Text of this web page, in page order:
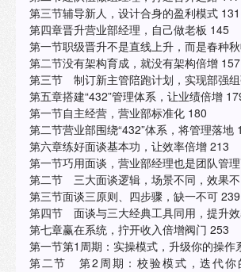
第三节辅导新人，设计合身的盈利模式 131
第四章晋升营业部经理，自己做老板 145
第一节职级晋升不是直线上升，而是春种
第二节没有架构育成，就没有架构倍增 157
第三节 制订新主管陪跑计划，实现部强
第五章搭建“432”管理体系，让业绩倍增
第一节自主经营，营业部标准化 180
第二节营业部围绕“432”体系，将管理落地
第六章练好面谈基本功，让效率倍增 213
第一节巧用面谈，营业部经理也是团队管
第二节 三大面谈逻辑，场景不同，效果不
第三节面谈三原则、四步骤，缺一不可 239
第四节 面谈与三大经典工具同用，提升
第七章赢在系统，拧开收入倍增阀门 253
第一节第1周期：实操模式，升级你的操作
第二节 第2周期：校验模式，迭代你